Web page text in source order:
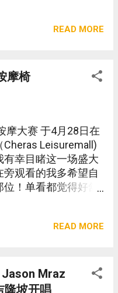
READ MORE
摩椅
摩大赛 于4月28日在
Leisuremall)
有幸目睹这一场盛大
观看的我多希望自
！单看都觉得好舒
READ MORE
Mraz
隆坡开唱